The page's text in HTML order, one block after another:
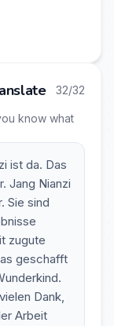
32/32
know what
ist da. Das
Jang Nianzi
Sie sind
zugute
geschafft
Dank,
Arbeit